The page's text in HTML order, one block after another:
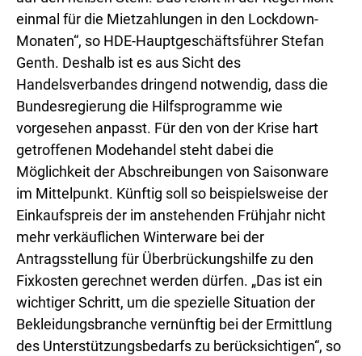
einmal für die Mietzahlungen in den Lockdown-
Monaten“, so HDE-Hauptgeschäftsführer Stefan
Genth. Deshalb ist es aus Sicht des
Handelsverbandes dringend notwendig, dass die
Bundesregierung die Hilfsprogramme wie
vorgesehen anpasst. Für den von der Krise hart
getroffenen Modehandel steht dabei die
Möglichkeit der Abschreibungen von Saisonware
im Mittelpunkt. Künftig soll so beispielsweise der
Einkaufspreis der im anstehenden Frühjahr nicht
mehr verkäuflichen Winterware bei der
Antragsstellung für Überbrückungshilfe zu den
Fixkosten gerechnet werden dürfen. „Das ist ein
wichtiger Schritt, um die spezielle Situation der
Bekleidungsbranche vernünftig bei der Ermittlung
des Unterstützungsbedarfs zu berücksichtigen“, so